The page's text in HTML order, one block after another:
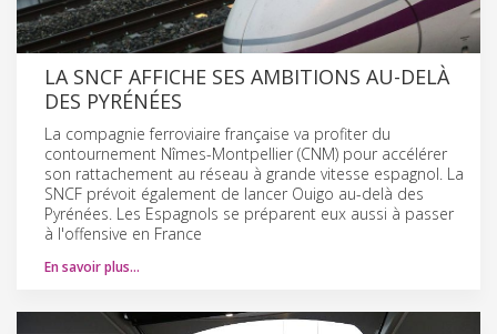
LA SNCF AFFICHE SES AMBITIONS AU-DELÀ
DES PYRÉNÉES
La compagnie ferroviaire française va profiter du
contournement Nîmes-Montpellier (CNM) pour accélérer
son rattachement au réseau à grande vitesse espagnol. La
SNCF prévoit également de lancer Ouigo au-delà des
Pyrénées. Les Espagnols se préparent eux aussi à passer
à l'offensive en France
En savoir plus…